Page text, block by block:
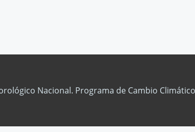
Nacional. Programa de Cambio